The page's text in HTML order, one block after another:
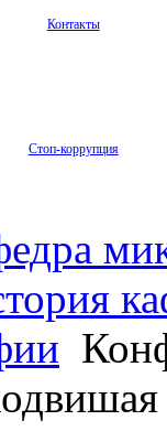
Контакты
Стоп-коррупция